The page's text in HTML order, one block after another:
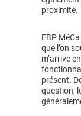
proximité.
EBP
que l’on
m’arrive
présent.
question,